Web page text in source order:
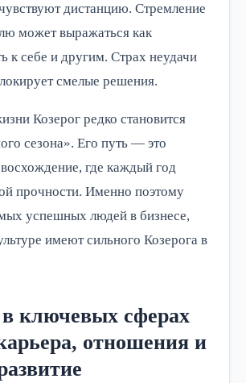
дистанцию. Стремление
может выражаться как
к себе и другим. Страх неудачи
смелые решения.
Козерог редко становится
сезона». Его путь — это
где каждый год
прочности. Именно поэтому
успешных людей в бизнесе,
имеют сильного Козерога в
в ключевых сферах
отношения и